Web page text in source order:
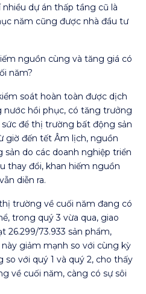
dự án thấp tầng cũ là
năm cũng được nhà đầu tư
nguồn cùng và tăng giá có
năm?
soát hoàn toàn được dịch
nước hồi phục, có tăng trưởng
để thị trường bất động sản
giờ đến tết Âm lịch, nguồn
do các doanh nghiệp triển
thay đổi, khan hiếm nguồn
diễn ra.
trường về cuối năm đang có
trong quý 3 vừa qua, giao
73.933 sản phẩm,
giảm mạnh so với cùng kỳ
với quý 1 và quý 2, cho thấy
về cuối năm, càng có sự sôi